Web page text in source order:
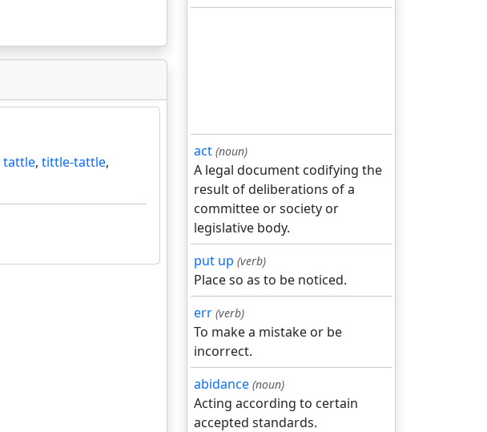
tattle, tittle-tattle,
act (noun)
A legal document codifying the
result of deliberations of a
committee or society or
legislative body.
put up (verb)
Place so as to be noticed.
err (verb)
To make a mistake or be
incorrect.
abidance (noun)
Acting according to certain
accepted standards.